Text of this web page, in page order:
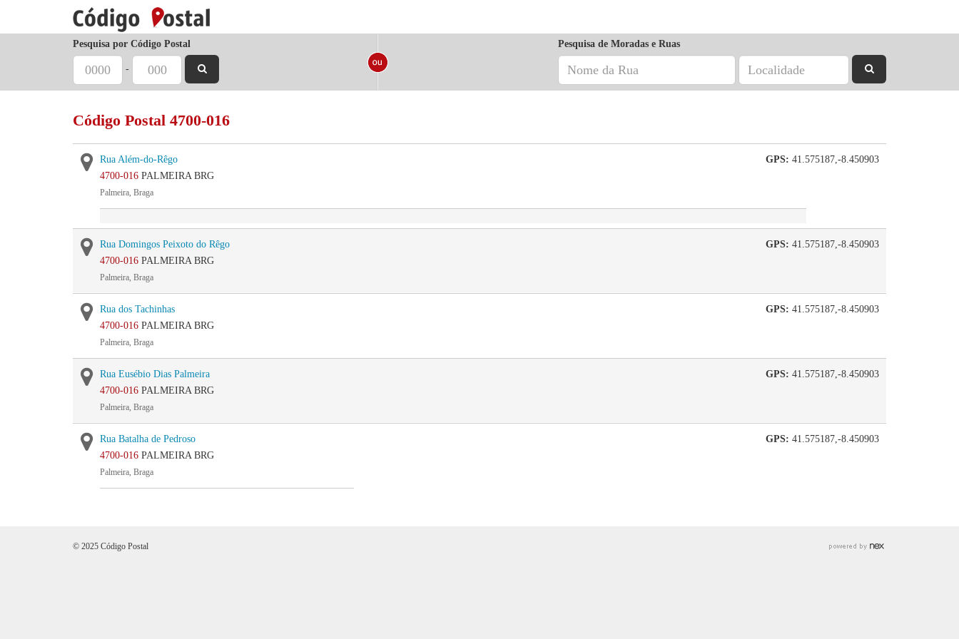
Pesquisa por Código Postal
-
Pesquisa de Moradas e Ruas
Código Postal 4700-016
GPS: 41.575187,-8.450903
Rua Além-do-Rêgo
4700-016 PALMEIRA BRG
Palmeira, Braga
GPS: 41.575187,-8.450903
Rua Domingos Peixoto do Rêgo
4700-016 PALMEIRA BRG
Palmeira, Braga
GPS: 41.575187,-8.450903
Rua dos Tachinhas
4700-016 PALMEIRA BRG
Palmeira, Braga
GPS: 41.575187,-8.450903
Rua Eusébio Dias Palmeira
4700-016 PALMEIRA BRG
Palmeira, Braga
GPS: 41.575187,-8.450903
Rua Batalha de Pedroso
4700-016 PALMEIRA BRG
Palmeira, Braga
© 2025 Código Postal